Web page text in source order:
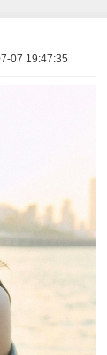
07 19:47:35